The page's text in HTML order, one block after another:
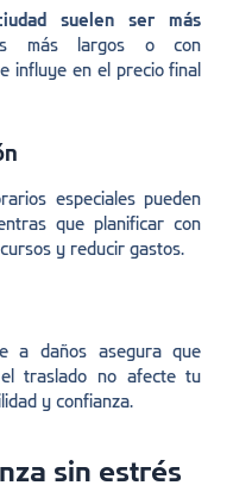
suelen ser más
más largos o con
influye en el precio final
especiales pueden
que planificar con
y reducir gastos.
a daños asegura que
traslado no afecte tu
y confianza.
sin estrés